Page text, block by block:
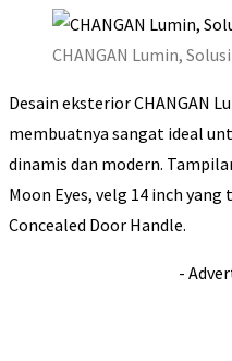
CHANGAN Lumin,
Desain eksterior CHANGAN
membuatnya sangat ideal
dinamis dan modern.
Moon Eyes, velg 14 inch
Concealed Door Handle.
-